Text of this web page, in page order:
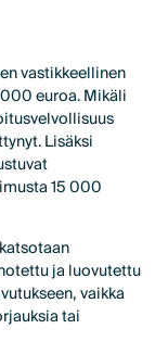
vastikkeellinen
euroa. Mikäli
Lisäksi
15 000
ja luovutettu
vaikka
tai